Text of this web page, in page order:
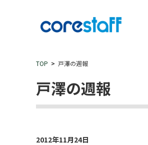
TOP 戸澤の週報
戸澤の週報
2012年11月24日